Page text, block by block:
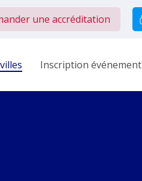
une accréditation
Inscription événement